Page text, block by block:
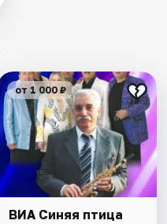
от 1 000 ₽
ВИА Синяя птица